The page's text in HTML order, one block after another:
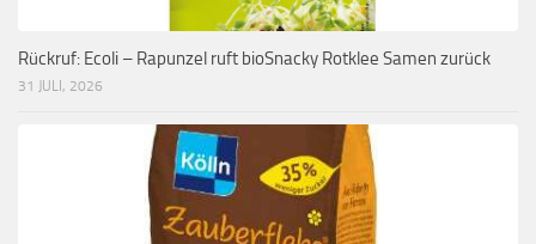
Rückruf: Ecoli – Rapunzel ruft bioSnacky Rotklee Samen zurück
31 JULI, 2026